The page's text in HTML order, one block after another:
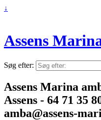
↓
Assens
Søg efter:
Assens Marina
Assens - 64 71 35
amba@assens-